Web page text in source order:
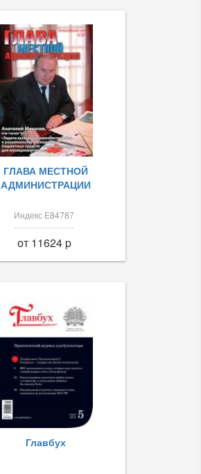
ГЛАВА МЕСТНОЙ
АДМИНИСТРАЦИИ
Индекс Е84787
от 11624 p
Главбух